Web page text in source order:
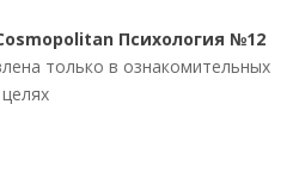
Психология №12
только в ознакомительных
целях